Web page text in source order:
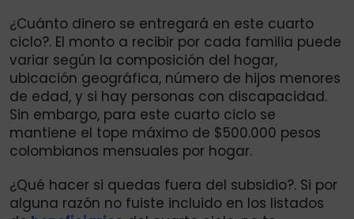
¿Cuánto dinero se entregará en este cuarto
ciclo?. El monto a recibir por cada familia puede
variar según la composición del hogar,
ubicación geográfica, número de hijos menores
de edad, y si hay personas con discapacidad.
Sin embargo, para este cuarto ciclo se
mantiene el tope máximo de $500.000 pesos
colombianos mensuales por hogar.
¿Qué hacer si quedas fuera del subsidio?. Si por
alguna razón no fuiste incluido en los listados